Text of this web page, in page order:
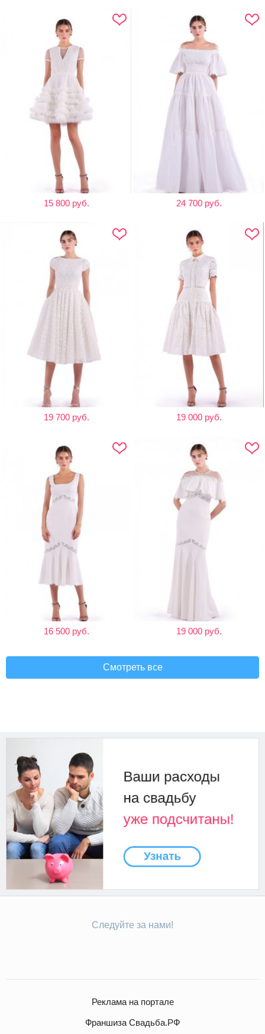
15 800 руб. 24 700 руб.
19 700 руб. 19 000 руб.
16 500 руб. 19 000 руб.
Смотреть все
Следуйте за нами!
Реклама на портале
Франшиза Свадьба.РФ